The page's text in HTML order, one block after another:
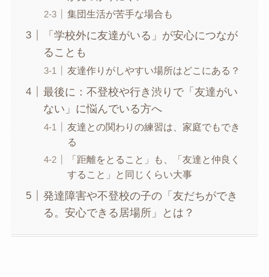
集団生活が苦手な場合も
「学校外に友達がいる」が安心につなが
ることも
友達作りがしやすい場所はどこにある？
最後に：不登校や行き渋りで「友達がい
ない」に悩んでいる方へ
友達との関わりの練習は、家庭でもでき
る
「距離をとること」も、「友達と仲良く
すること」と同じくらい大事
発達障害や不登校の子の「友だちができ
る。安心できる居場所」とは？